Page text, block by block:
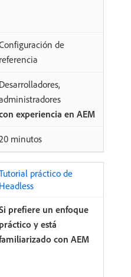
de
referencia
Desarrolladores,
experiencia en AEM
minutos
práctico de
Headless
prefiere un enfoque
práctico y está
con AEM